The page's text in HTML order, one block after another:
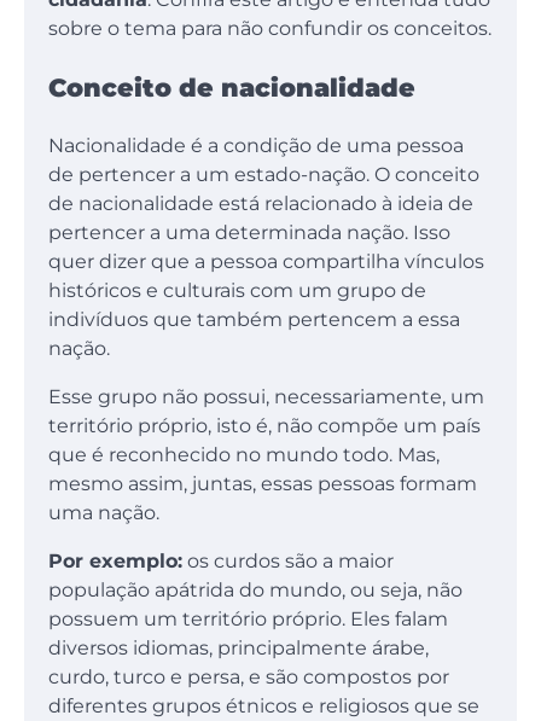
sobre o tema para não confundir os conceitos.
Conceito de nacionalidade
Nacionalidade é a condição de uma pessoa
de pertencer a um estado-nação. O conceito
de nacionalidade está relacionado à ideia de
pertencer a uma determinada nação. Isso
quer dizer que a pessoa compartilha vínculos
históricos e culturais com um grupo de
indivíduos que também pertencem a essa
nação.
Esse grupo não possui, necessariamente, um
território próprio, isto é, não compõe um país
que é reconhecido no mundo todo. Mas,
mesmo assim, juntas, essas pessoas formam
uma nação.
Por exemplo: os curdos são a maior
população apátrida do mundo, ou seja, não
possuem um território próprio. Eles falam
diversos idiomas, principalmente árabe,
curdo, turco e persa, e são compostos por
diferentes grupos étnicos e religiosos que se